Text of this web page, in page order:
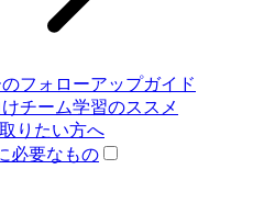
フォローアップガイド
チーム学習のススメ
りたい方へ
必要なもの